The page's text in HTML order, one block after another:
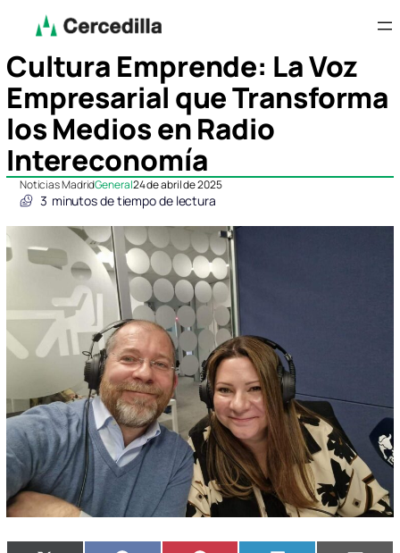
Cultura Emprende: La Voz
Empresarial que Transforma
los Medios en Radio
Intereconomía
Noticias MadridGeneral24 de abril de 2025
3 minutos de tiempo de lectura